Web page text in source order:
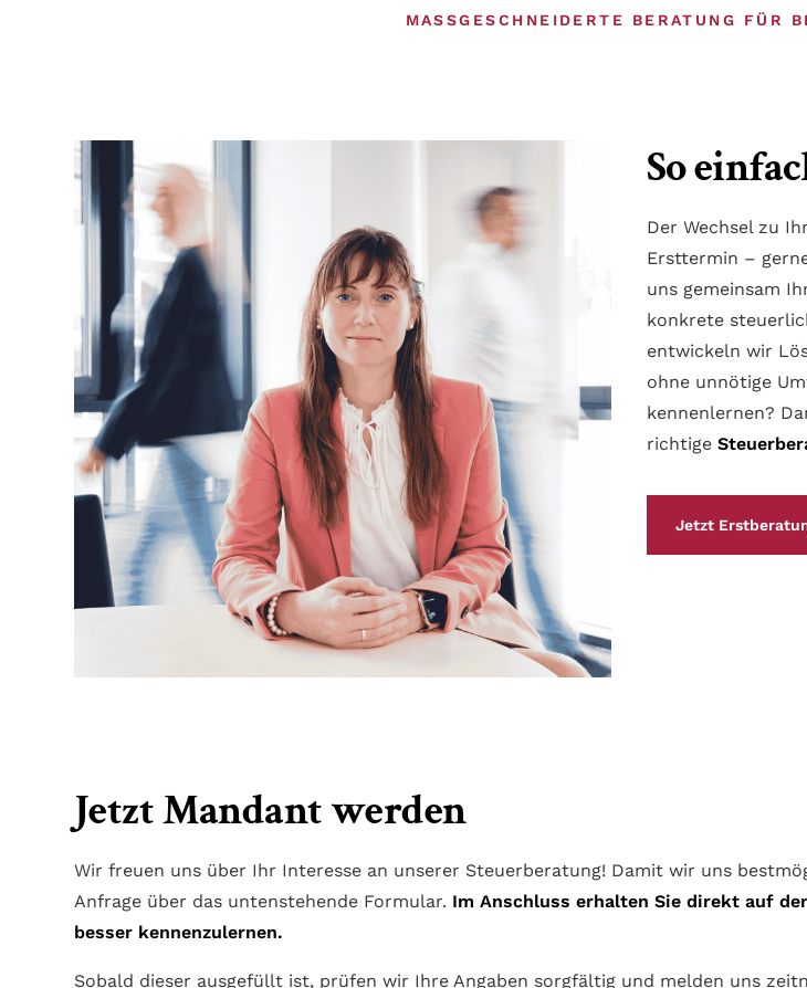
MASSGESCHNEIDERTE BERATUNG FÜR
So
Der Wechsel zu
Ersttermin –
uns gemeinsam
konkrete
entwickeln wir
ohne unnötige
kennenlernen?
richtige
Jetzt
Jetzt Mandant werden
Wir freuen uns über Ihr Interesse an unserer Steuerberatung! Damit wir uns
Anfrage über das untenstehende Formular. Im Anschluss erhalten Sie direkt auf
besser kennenzulernen.
Sobald dieser ausgefüllt ist, prüfen wir Ihre Angaben sorgfältig und melden uns